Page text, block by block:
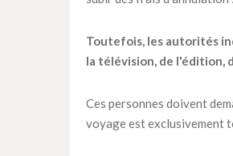
Toutefois, les autorités
la télévision, de l'édition,
Ces personnes doivent
voyage est exclusivement